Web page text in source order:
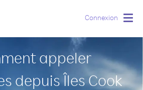
Connexion
appeler
depuis Îles Cook